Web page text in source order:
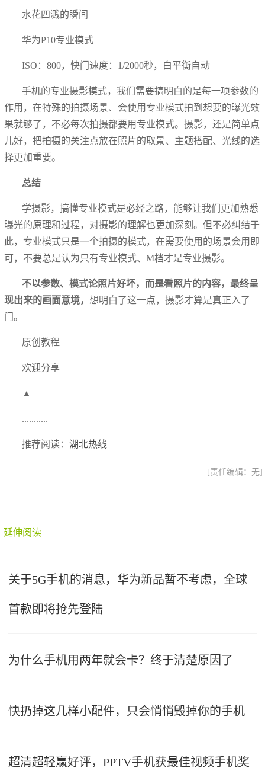
水花四溅的瞬间
华为P10专业模式
ISO：800，快门速度：1/2000秒，白平衡自动
手机的专业摄影模式，我们需要搞明白的是每一项参数的
作用，在特殊的拍摄场景、会使用专业模式拍到想要的曝光效
果就够了，不必每次拍摄都要用专业模式。摄影，还是简单点
儿好，把拍摄的关注点放在照片的取景、主题搭配、光线的选
择更加重要。
总结
学摄影，搞懂专业模式是必经之路，能够让我们更加熟悉
曝光的原理和过程，对摄影的理解也更加深刻。但不必纠结于
此，专业模式只是一个拍摄的模式，在需要使用的场景会用即
可，不要总是认为只有专业模式、M档才是专业摄影。
不以参数、模式论照片好坏，而是看照片的内容，最终呈
现出来的画面意境，想明白了这一点，摄影才算是真正入了
门。
原创教程
欢迎分享
▲
...........
推荐阅读： 湖北热线
[责任编辑：无]
延伸阅读
关于5G手机的消息，华为新品暂不考虑，全球
首款即将抢先登陆
为什么手机用两年就会卡？终于清楚原因了
快扔掉这几样小配件，只会悄悄毁掉你的手机
超清超轻赢好评，PPTV手机获最佳视频手机奖